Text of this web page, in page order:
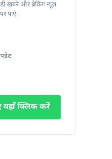
खबरें और ब्रेकिंग न्यूज़
पाएं।
यहाँ क्लिक करें